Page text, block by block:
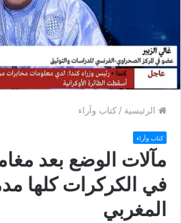
الرئيسية / كتاب وآراء
كتاب وآراء
مآلات الوضع بعد
في الكركرات كلها
المغربي